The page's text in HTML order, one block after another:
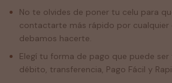
No te olvides de poner tu celu para
contactarte más rápido por cualquier
debamos hacerte.
Elegí tu forma de pago que puede
débito, transferencia, Pago Fácil y